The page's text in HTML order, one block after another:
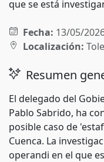
que se está
Fecha: 13/05/
Localización:
Resumen
El delegado del
Pablo Sabrido, ha
posible caso de
Cuenca. La
operandi en el que